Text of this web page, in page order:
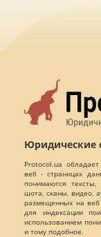
Юридические
Protocol.ua
веб - страницах
понимаются тексты,
шота, сканы, видео,
размещенных на веб
для индексации
использованием
и тому подобное.